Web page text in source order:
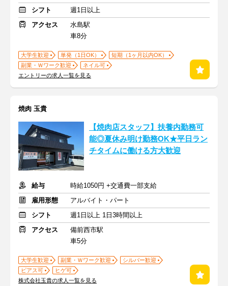
シフト
週1日以上
アクセス
水島駅
車8分
大学生歓迎 単発（1日OK）
短期（1ヶ月以内OK）
副業・Ｗワーク歓迎
ネイル可
エントリーの求人一覧を見る
焼肉 玉貴
【焼肉店スタッフ】扶養内勤務可
能◎夏休み明け勤務OK★平日ラン
チタイムに働ける方大歓迎
給与
時給1050円 +交通費一部支給
雇用形態
アルバイト・パート
シフト
週1日以上 1日3時間以上
アクセス
備前西市駅
車5分
大学生歓迎 副業・Ｗワーク歓迎
シルバー歓迎
ピアス可
ヒゲ可
株式会社玉貴の求人一覧を見る